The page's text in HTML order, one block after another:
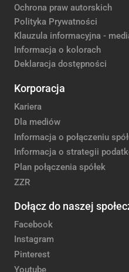
Ochrona praw autorskich
Polityka Prywatności
Klauzula informacyjna -
Informacja o kolorach
Deklaracja dostępności
Korporacja
Kariera
Dla mediów
Informacja o połączeniu
Informacja o strategii
Plan połączenia spółek
ZZR
Dołącz do naszej
Facebook
Instagram
Pinterest
Youtube